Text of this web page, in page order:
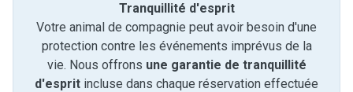
Tranquillité d'esprit
Votre animal de compagnie peut avoir besoin d'une
protection contre les événements imprévus de la
vie. Nous offrons une garantie de tranquillité
d'esprit incluse dans chaque réservation effectuée